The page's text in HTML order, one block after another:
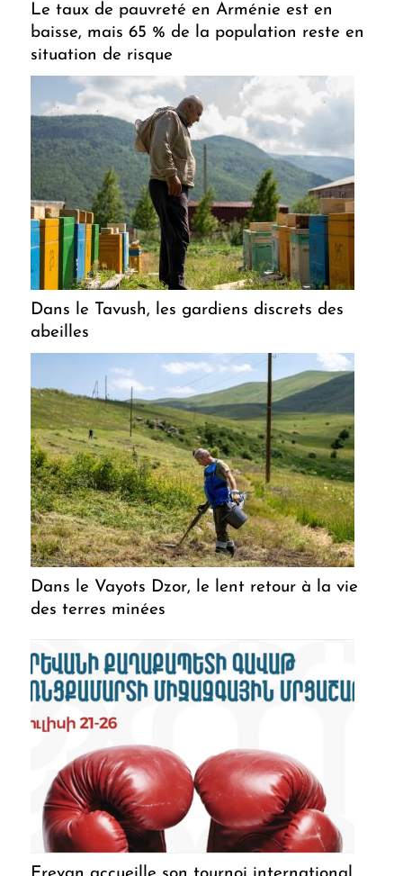
Le taux de pauvreté en Arménie est en
baisse, mais 65 % de la population reste en
situation de risque
Dans le Tavush, les gardiens discrets des
abeilles
Dans le Vayots Dzor, le lent retour à la vie
des terres minées